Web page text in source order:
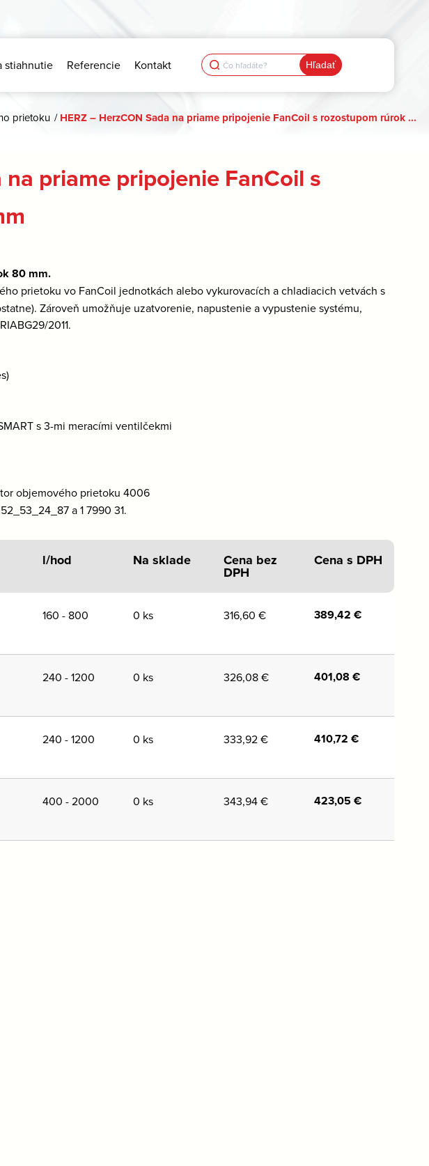
stiahnutie Referencie Kontakt Search
for:
prietoku / HERZ – HerzCON Sada na priame pripojenie FanCoil s rozostupom rúrok ...
na priame pripojenie FanCoil s
80 mm.
prietoku vo FanCoil jednotkách alebo vykurovacích a chladiacich vetvách s
Zároveň umožňuje uzatvorenie, napustenie a vypustenie systému,
2011.
s 3-mi meracími ventilčekmi
objemového prietoku 4006
a 1 7990 31.
l/hod Na sklade Cena bez
DPH
Cena s DPH
160 - 800 0 ks 316,60 € 389,42 €
240 - 1200 0 ks 326,08€ 401,08 €
240 - 1200 0 ks 333,92€ 410,72 €
400 - 2000 0 ks 343,94€ 423,05€